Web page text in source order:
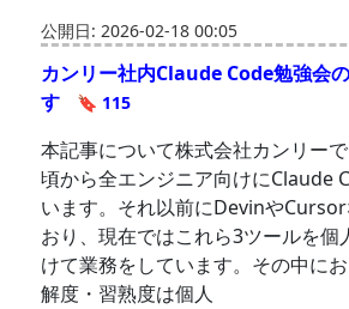
公開日: 2026-02-18 00:05
カンリー社内Claude Code勉強会
す
🔖 115
本記事について株式会社カンリー
頃から全エンジニア向けにClaude
います。それ以前にDevinや
おり、現在ではこれら3ツールを個
けて業務をしています。その中に
解度・習熟度は個人